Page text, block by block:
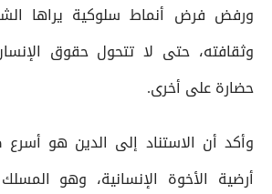
ورفض فرض أنماط سلوكية يراها
وثقافته، حتى لا تتحول حقوق
حضارة على أخرى.
وأكد أن الاستناد إلى الدين هو أسرع
أرضية الأخوة الإنسانية، وهو